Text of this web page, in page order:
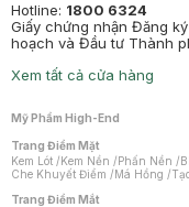
Hotline: 1800 6324
Giấy chứng nhận Đăng
hoạch và Đầu tư Thành
Xem tất cả cửa hàng
Mỹ Phẩm High-End
Trang Điểm Mặt
Kem Lót /Kem Nền /Phấn Nền /
Che Khuyết Điểm /Má Hồng /
Trang Điểm Mắt